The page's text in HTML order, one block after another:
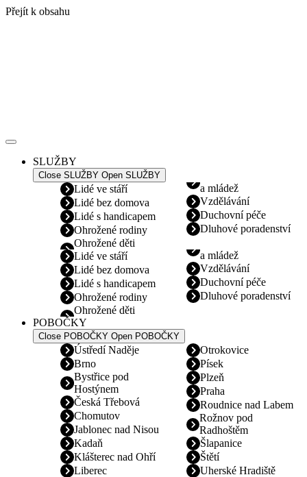
Přejít k obsahu
SLUŽBY
Close SLUŽBY Open SLUŽBY
Lidé ve stáří
Lidé bez domova
Lidé s handicapem
Ohrožené rodiny
Ohrožené děti
a mládež
Vzdělávání
Duchovní péče
Dluhové poradenství
Lidé ve stáří
Lidé bez domova
Lidé s handicapem
Ohrožené rodiny
Ohrožené děti
a mládež
Vzdělávání
Duchovní péče
Dluhové poradenství
POBOČKY
Close POBOČKY Open POBOČKY
Ústředí Naděje
Brno
Bystřice pod
Hostýnem
Česká Třebová
Chomutov
Jablonec nad Nisou
Kadaň
Klášterec nad Ohří
Liberec
Otrokovice
Písek
Plzeň
Praha
Roudnice nad Labem
Rožnov pod
Radhoštěm
Šlapanice
Štětí
Uherské Hradiště